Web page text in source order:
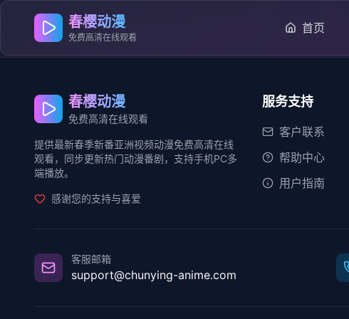
春樱动漫
免费高清在线观看
首页
春樱动漫
免费高清在线观看
提供最新春季新番亚洲视频动漫免费高清在线
观看，同步更新热门动漫番剧，支持手机PC多
端播放。
感谢您的支持与喜爱
服务支持
客户联系
帮助中心
用户指南
客服邮箱
support@chunying-anime.com